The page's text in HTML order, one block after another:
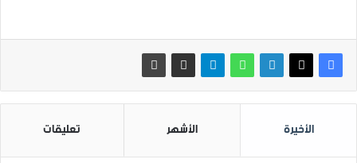
الأخيرة الأشهر تعليقات